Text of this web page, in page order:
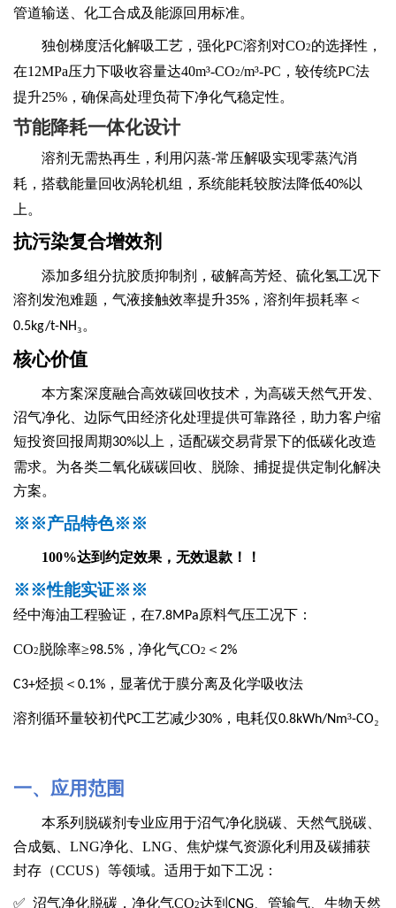
管道输送、化工合成及能源回用标准。
独创梯度活化解吸工艺，强化PC溶剂对CO2的选择性，
在12MPa压力下吸收容量达40m³-CO2/m³-PC，较传统PC法
提升25%，确保高处理负荷下净化气稳定性。
节能降耗一体化设计
溶剂无需热再生，利用闪蒸-常压解吸实现零蒸汽消
耗，搭载能量回收涡轮机组，系统能耗较胺法降低40%以
上。
抗污染复合增效剂
添加多组分抗胶质抑制剂，破解高芳烃、硫化氢工况下
溶剂发泡难题，气液接触效率提升35% ，溶剂年损耗率＜
0.5kg/t-NH₃。
核心价值
本方案深度融合高效碳回收技术，为高碳天然气开发、
沼气净化、 边际气田经济化处理提供可靠路径，助力客户缩
短投资回报周期30%以上，适配碳交易背景下的低碳化改造
需求。 为各类二氧化碳碳回收、脱除、捕捉提供定制化解决
方案。
※※产品特色※※
100%达到约定效果，无效退款！！
※※性能实证※※
经中海油工程验证，在7.8MPa原料气压工况下：
CO2脱除率≥98.5% ，净化气CO2 ＜ 2%
C3+烃损＜ 0.1% ，显著优于膜分离及化学吸收法
溶剂循环量较初代PC工艺减少30% ，电耗仅0.8kWh/Nm³-CO₂
一、 应用范围
本系列 脱碳剂 专业应用于沼气净化脱碳、天然气脱碳、
合成氨、 LNG净化、LNG 、焦炉煤气资源化利用 及碳捕获
封存（CCUS）等领域。 适用于如下工况：
✅ 沼气净化脱碳 ， 净化气CO2达到 CNG 、管输气、生物天然